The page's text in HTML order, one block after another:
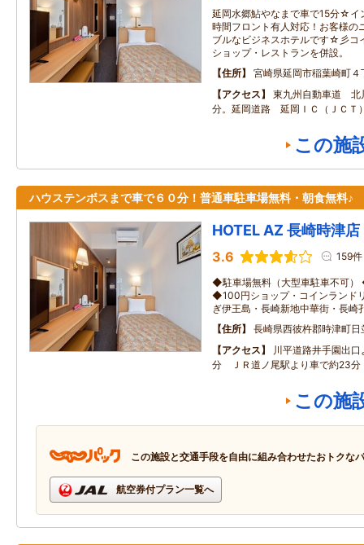
延岡水郷鮎やなまで車で15分☆イ
時間フロント有人対応！お客様の
ブルなビジネスホテルです☆彡コ
ショップ・レストランを併設。
住所
宮崎県延岡市稲葉崎町
アクセス
東九州自動車道 北
分。延岡道路 延岡ＩＣ（ＪＣＴ
この施
ハウステンボスまで車で６０分！普通車駐車場無料・朝食無料♪
HOTEL AZ 長崎時津店
3.6 159件
◆駐車場無料（大型車駐車不可
◆100円ショップ・コインランド
ぎ伊王島・長崎新地中華街・長崎
住所
長崎県西彼杵郡時津町
アクセス
川平道路井手園出
分 ＪＲ道ノ尾駅より車で約23分
この施
この施設と交通手段を自由に組み合わせたおトクな
航空券付プラン一覧へ